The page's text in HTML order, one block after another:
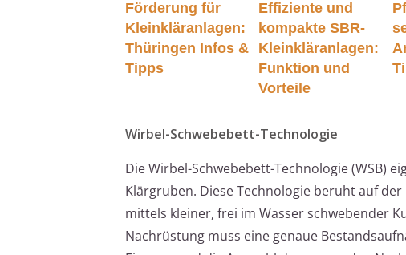
Förderung für
Kleinkläranlagen:
Thüringen Infos &
Tipps
Effiziente und
kompakte SBR-
Kleinkläranlagen:
Funktion und
Vorteile
Wirbel-Schwebebett-Technologie
Die Wirbel-Schwebebett-Technologie (WSB)
Klärgruben. Diese Technologie beruht auf
mittels kleiner, frei im Wasser schwebender
Nachrüstung muss eine genaue